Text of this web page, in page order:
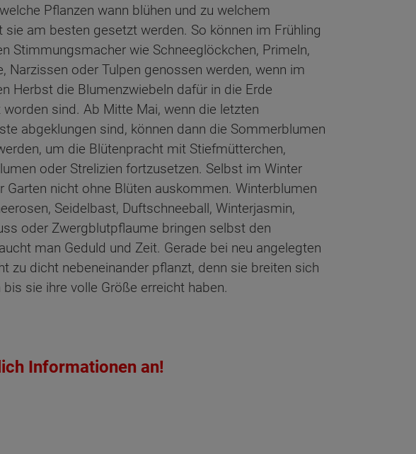
Pflanzen wann blühen und zu welchem
sie am besten gesetzt werden. So können im Frühling
Stimmungsmacher wie Schneeglöckchen, Primeln,
Narzissen oder Tulpen genossen werden, wenn im
Herbst die Blumenzwiebeln dafür in die Erde
worden sind. Ab Mitte Mai, wenn die letzten
abgeklungen sind, können dann die Sommerblumen
um die Blütenpracht mit Stiefmütterchen,
oder Strelizien fortzusetzen. Selbst im Winter
Garten nicht ohne Blüten auskommen. Winterblumen
Seidelbast, Duftschneeball, Winterjasmin,
oder Zwergblutpflaume bringen selbst den
man Geduld und Zeit. Gerade bei neu angelegten
zu dicht nebeneinander pflanzt, denn sie breiten sich
sie ihre volle Größe erreicht haben.
Informationen an!